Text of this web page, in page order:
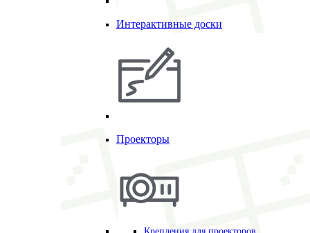
Интерактивные доски
Проекторы